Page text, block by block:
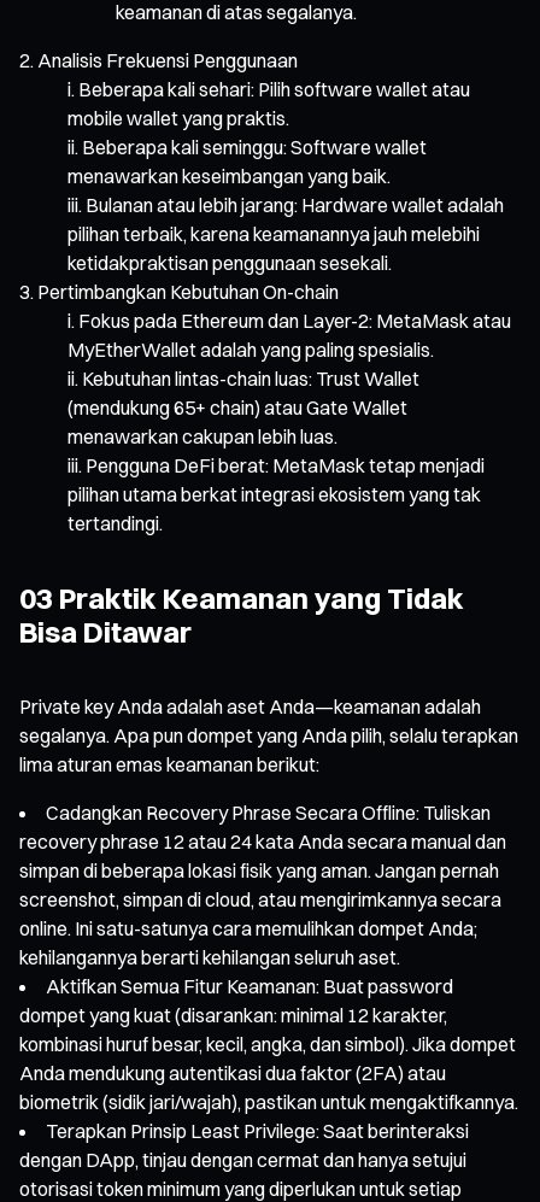
keamanan di atas segalanya.
Analisis Frekuensi Penggunaan
Beberapa kali sehari: Pilih software wallet atau
mobile wallet yang praktis.
Beberapa kali seminggu: Software wallet
menawarkan keseimbangan yang baik.
Bulanan atau lebih jarang: Hardware wallet adalah
pilihan terbaik, karena keamanannya jauh melebihi
ketidakpraktisan penggunaan sesekali.
Pertimbangkan Kebutuhan On-chain
Fokus pada Ethereum dan Layer-2: MetaMask atau
MyEtherWallet adalah yang paling spesialis.
Kebutuhan lintas-chain luas: Trust Wallet
(mendukung 65+ chain) atau Gate Wallet
menawarkan cakupan lebih luas.
Pengguna DeFi berat: MetaMask tetap menjadi
pilihan utama berkat integrasi ekosistem yang tak
tertandingi.
03 Praktik Keamanan yang Tidak
Bisa Ditawar
Private key Anda adalah aset Anda—keamanan adalah
segalanya. Apa pun dompet yang Anda pilih, selalu terapkan
lima aturan emas keamanan berikut:
Cadangkan Recovery Phrase Secara Offline: Tuliskan
recovery phrase 12 atau 24 kata Anda secara manual dan
simpan di beberapa lokasi fisik yang aman. Jangan pernah
screenshot, simpan di cloud, atau mengirimkannya secara
online. Ini satu-satunya cara memulihkan dompet Anda;
kehilangannya berarti kehilangan seluruh aset.
Aktifkan Semua Fitur Keamanan: Buat password
dompet yang kuat (disarankan: minimal 12 karakter,
kombinasi huruf besar, kecil, angka, dan simbol). Jika dompet
Anda mendukung autentikasi dua faktor (2FA) atau
biometrik (sidik jari/wajah), pastikan untuk mengaktifkannya.
Terapkan Prinsip Least Privilege: Saat berinteraksi
dengan DApp, tinjau dengan cermat dan hanya setujui
otorisasi token minimum yang diperlukan untuk setiap